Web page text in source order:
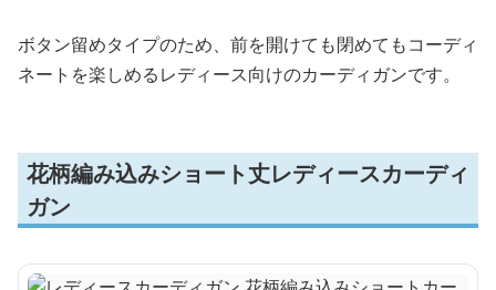
ボタン留めタイプのため、前を開けても閉めてもコーディ
ネートを楽しめるレディース向けのカーディガンです。
花柄編み込みショート丈レディースカーディ
ガン